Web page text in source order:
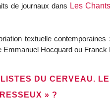
de journaux dans Les
textuelle
Hocquard ou Franck
DU CERVEAU.
» ?